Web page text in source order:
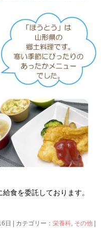
食を委託しております。
日 | カテゴリー：栄養科 その他 |